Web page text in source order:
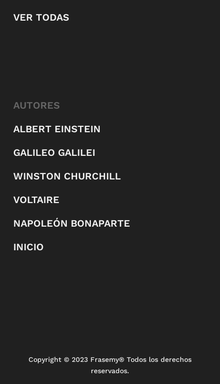
VER TODAS
AUTORES
ALBERT EINSTEIN
GALILEO GALILEI
WINSTON CHURCHILL
VOLTAIRE
NAPOLEÓN BONAPARTE
INICIO
Copyright © 2023 Frasemy® Todos los derechos
reservados.